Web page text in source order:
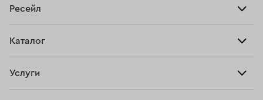
Тарифы
Ресейл
Купить
Каталог
Услуги